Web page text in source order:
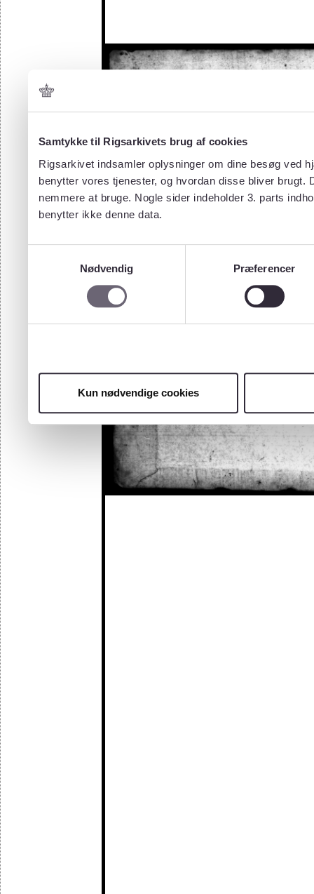
Samtykke til Rigsarkivets brug af cookies
Rigsarkivet indsamler oplysninger om dine besøg ved
benytter vores tjenester, og hvordan disse bliver
nemmere at bruge. Nogle sider indeholder 3. parts
benytter ikke denne data.
Nødvendig
Præferencer
Kun nødvendige cookies